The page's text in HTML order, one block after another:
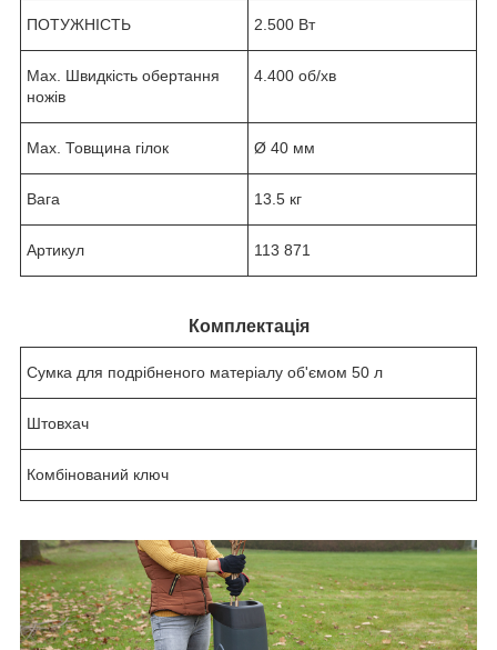
ПОТУЖНІСТЬ 2.500 Вт
Max. Швидкість обертання
ножів
4.400 об/хв
Max. Товщина гілок Ø 40 мм
Вага 13.5 кг
Артикул 113 871
Комплектація
Сумка для подрібненого матеріалу об'ємом 50 л
Штовхач
Комбінований ключ